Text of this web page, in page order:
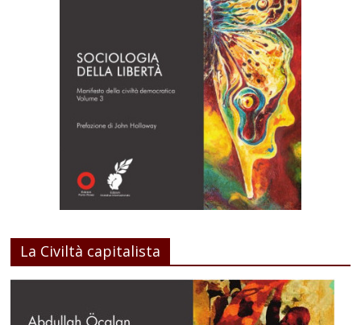
La Civiltà capitalista